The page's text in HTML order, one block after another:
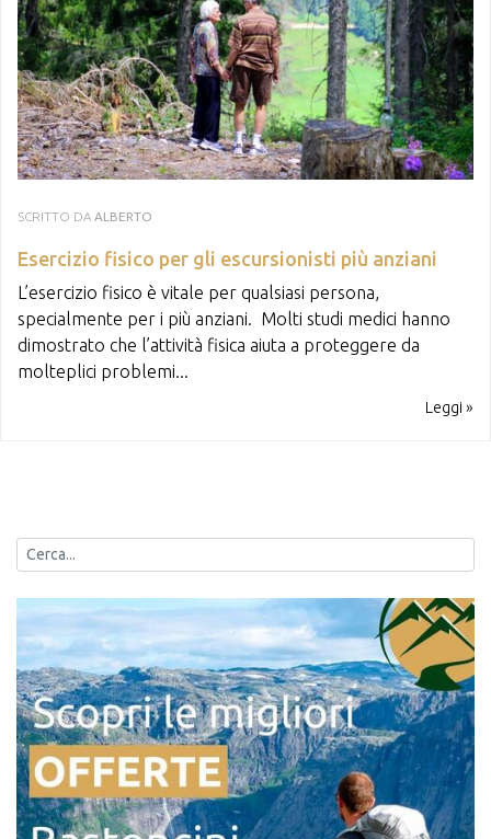
SCRITTO DA ALBERTO
Esercizio fisico per gli escursionisti più anziani
L’esercizio fisico è vitale per qualsiasi persona,
specialmente per i più anziani. Molti studi medici hanno
dimostrato che l’attività fisica aiuta a proteggere da
molteplici problemi...
Leggi »